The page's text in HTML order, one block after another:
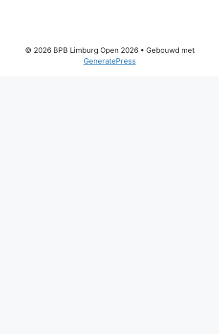
© 2026 BPB Limburg Open 2026• Gebouwd met
GeneratePress